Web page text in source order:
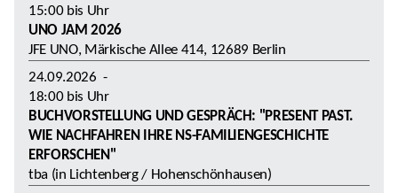
15:00bis Uhr
UNO JAM 2026
JFE UNO, Märkische Allee 414, 12689 Berlin
24.09.2026 -
18:00bis Uhr
BUCHVORSTELLUNG UND GESPRÄCH: "PRESENT PAST.
WIE NACHFAHREN IHRE NS-FAMILIENGESCHICHTE
ERFORSCHEN"
tba (in Lichtenberg / Hohenschönhausen)